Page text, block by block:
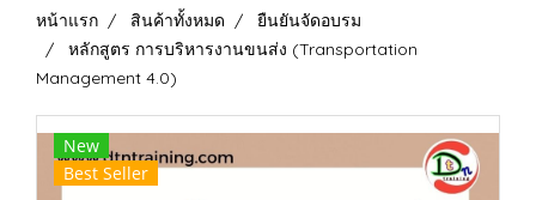
หน้าแรก สินค้าทั้งหมด
ยืนยันจัดอบรม
หลักสูตร การบริหารงานขนส่ง (Transportation
Management 4.0)
New
Best Seller